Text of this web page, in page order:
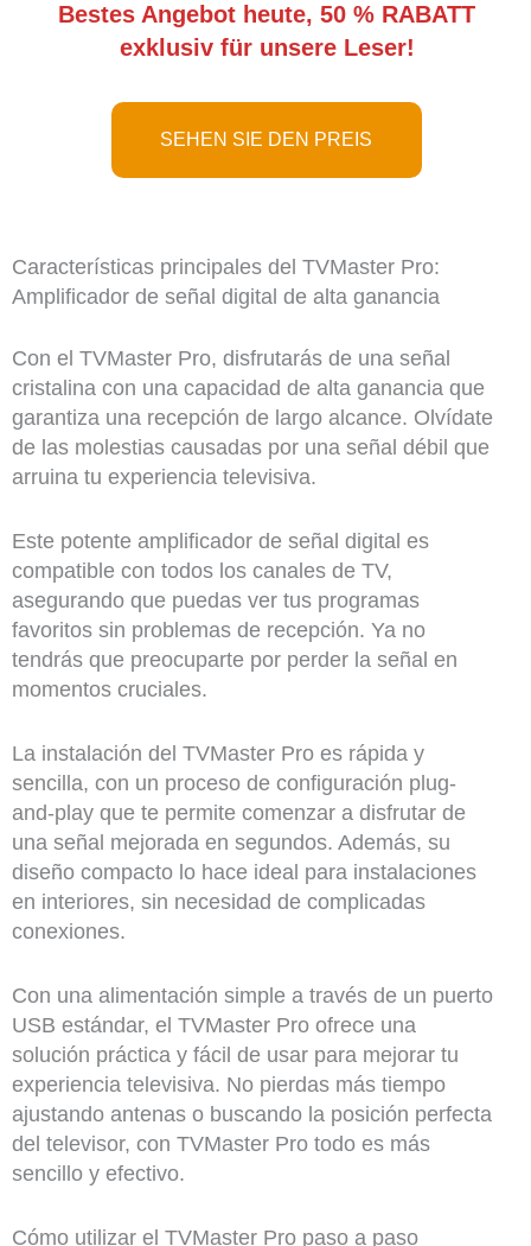
Bestes Angebot heute, 50 % RABATT
exklusiv für unsere Leser!
SEHEN SIE DEN PREIS
Características principales del TVMaster Pro:
Amplificador de señal digital de alta ganancia
Con el TVMaster Pro, disfrutarás de una señal
cristalina con una capacidad de alta ganancia que
garantiza una recepción de largo alcance. Olvídate
de las molestias causadas por una señal débil que
arruina tu experiencia televisiva.
Este potente amplificador de señal digital es
compatible con todos los canales de TV,
asegurando que puedas ver tus programas
favoritos sin problemas de recepción. Ya no
tendrás que preocuparte por perder la señal en
momentos cruciales.
La instalación del TVMaster Pro es rápida y
sencilla, con un proceso de configuración plug-
and-play que te permite comenzar a disfrutar de
una señal mejorada en segundos. Además, su
diseño compacto lo hace ideal para instalaciones
en interiores, sin necesidad de complicadas
conexiones.
Con una alimentación simple a través de un puerto
USB estándar, el TVMaster Pro ofrece una
solución práctica y fácil de usar para mejorar tu
experiencia televisiva. No pierdas más tiempo
ajustando antenas o buscando la posición perfecta
del televisor, con TVMaster Pro todo es más
sencillo y efectivo.
Cómo utilizar el TVMaster Pro paso a paso